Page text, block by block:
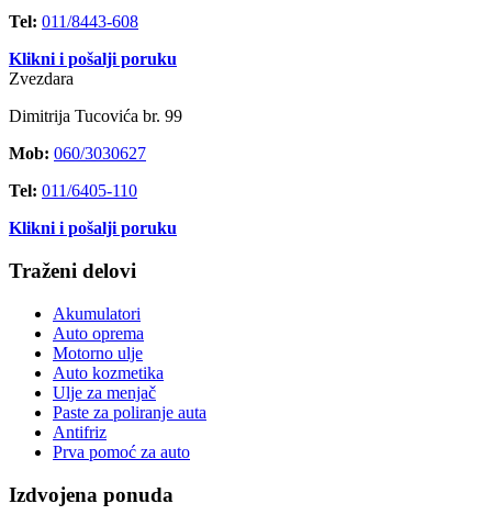
Tel: 011/8443-608
Klikni i pošalji poruku
Zvezdara
Dimitrija Tucovića br. 99
Mob: 060/3030627
Tel: 011/6405-110
Klikni i pošalji poruku
Traženi delovi
Akumulatori
Auto oprema
Motorno ulje
Auto kozmetika
Ulje za menjač
Paste za poliranje auta
Antifriz
Prva pomoć za auto
Izdvojena ponuda